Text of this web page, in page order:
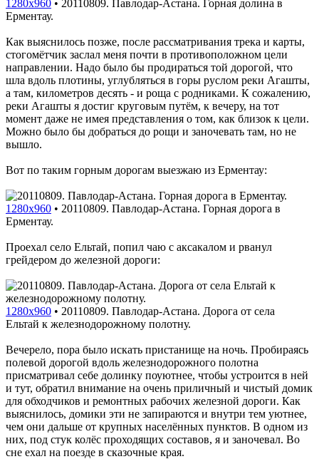
1280x960 • 20110809. Павлодар-Астана. Горная долина в
Ерментау.
Как выяснилось позже, после рассматривания трека и карты,
стогомётчик заслал меня почти в противоположном цели
направлении. Надо было бы продираться той дорогой, что
шла вдоль плотины, углубляться в горы руслом реки Агашты,
а там, километров десять - и роща с родниками. К сожалению,
реки Агашты я достиг круговым путём, к вечеру, на тот
момент даже не имея представления о том, как близок к цели.
Можно было бы добраться до рощи и заночевать там, но не
вышло.
Вот по таким горным дорогам выезжаю из Ерментау:
1280x960 • 20110809. Павлодар-Астана. Горная дорога в
Ерментау.
Проехал село Ельтай, попил чаю с аксакалом и рванул
грейдером до железной дороги:
1280x960 • 20110809. Павлодар-Астана. Дорога от села
Ельтай к железнодорожному полотну.
Вечерело, пора было искать пристанище на ночь. Пробираясь
полевой дорогой вдоль железнодорожного полотна
присматривал себе долинку поуютнее, чтобы устроится в ней
и тут, обратил внимание на очень приличный и чистый домик
для обходчиков и ремонтных рабочих железной дороги. Как
выяснилось, домики эти не запираются и внутри тем уютнее,
чем они дальше от крупных населённых пунктов. В одном из
них, под стук колёс проходящих составов, я и заночевал. Во
сне ехал на поезде в сказочные края.